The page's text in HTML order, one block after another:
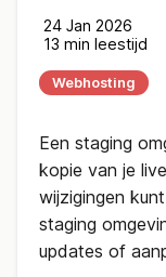
24 Jan 2026
13 min leestijd
Webhosting
Een staging
kopie van je
wijzigingen
staging
updates of